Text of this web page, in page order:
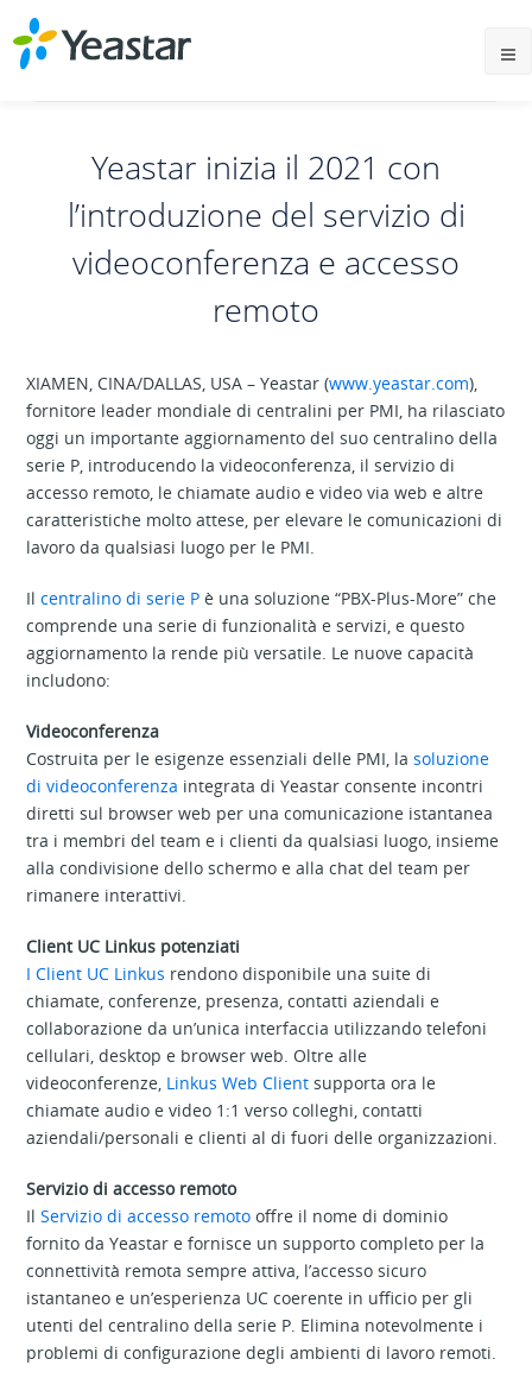
Yeastar inizia il 2021 con
l’introduzione del servizio di
videoconferenza e accesso
remoto
XIAMEN, CINA/DALLAS, USA – Yeastar (www.yeastar.com),
fornitore leader mondiale di centralini per PMI, ha rilasciato
oggi un importante aggiornamento del suo centralino della
serie P, introducendo la videoconferenza, il servizio di
accesso remoto, le chiamate audio e video via web e altre
caratteristiche molto attese, per elevare le comunicazioni di
lavoro da qualsiasi luogo per le PMI.
Ilcentralino di serie P è una soluzione “PBX-Plus-More” che
comprende una serie di funzionalità e servizi, e questo
aggiornamento la rende più versatile. Le nuove capacità
includono:
Videoconferenza
Costruita per le esigenze essenziali delle PMI, lasoluzione
di videoconferenza integrata di Yeastar consente incontri
diretti sul browser web per una comunicazione istantanea
tra i membri del team e i clienti da qualsiasi luogo, insieme
alla condivisione dello schermo e alla chat del team per
rimanere interattivi.
Client UC Linkus potenziati
I Client UC Linkus rendono disponibile una suite di
chiamate, conferenze, presenza, contatti aziendali e
collaborazione da un’unica interfaccia utilizzando telefoni
cellulari, desktop e browser web. Oltre alle
videoconferenze, Linkus Web Client supporta ora le
chiamate audio e video 1:1 verso colleghi, contatti
aziendali/personali e clienti al di fuori delle organizzazioni.
Servizio di accesso remoto
IlServizio di accesso remoto offre il nome di dominio
fornito da Yeastar e fornisce un supporto completo per la
connettività remota sempre attiva, l’accesso sicuro
istantaneo e un’esperienza UC coerente in ufficio per gli
utenti del centralino della serie P. Elimina notevolmente i
problemi di configurazione degli ambienti di lavoro remoti.